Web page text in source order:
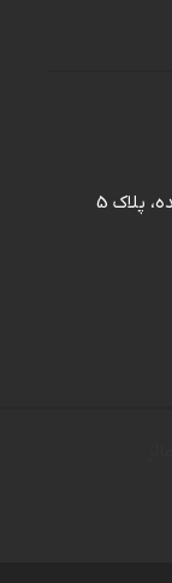
تهران، خیابان بهار شمالی خيابان ورزنده، پلاک 5